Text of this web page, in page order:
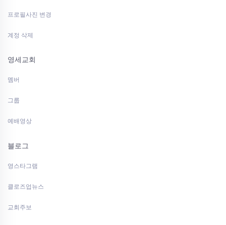
프로필사진 변경
계정 삭제
영세교회
멤버
그룹
예배영상
블로그
영스타그램
클로즈업뉴스
교회주보